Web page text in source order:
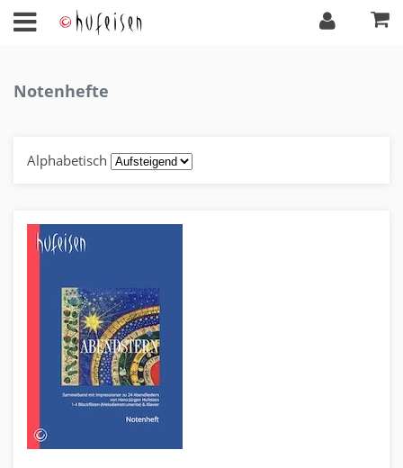
Notenhefte
Alphabetisch